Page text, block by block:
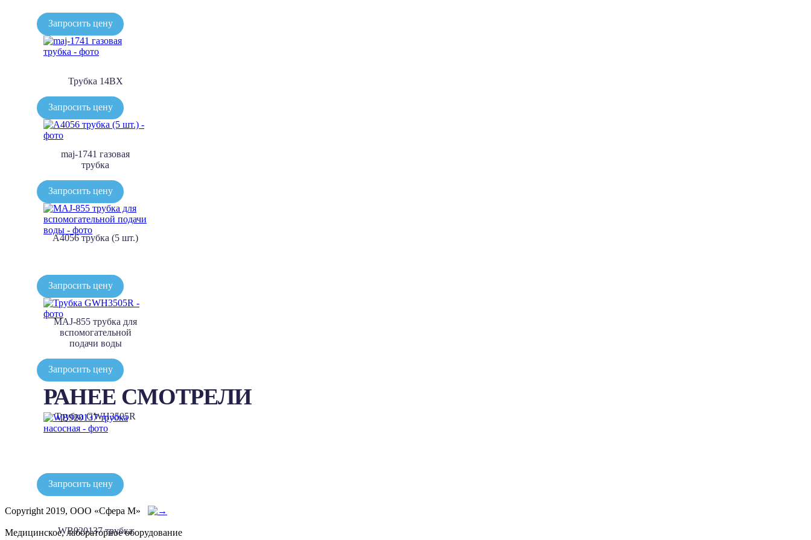
Трубка 14BX
Запросить цену
maj-1741 газовая
трубка
Запросить цену
A4056 трубка (5 шт.)
Запросить цену
MAJ-855 трубка для
вспомогательной
подачи воды
Запросить цену
Трубка GWH3505R
Запросить цену
РАНЕЕ СМОТРЕЛИ
WB920137 трубка
Запросить цену
Copyright 2019, ООО «Сфера М»
Медицинское, лабораторное оборудование